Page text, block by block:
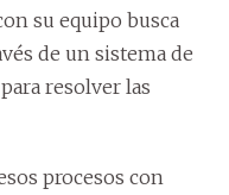
su equipo busca
de un sistema de
resolver las
procesos con